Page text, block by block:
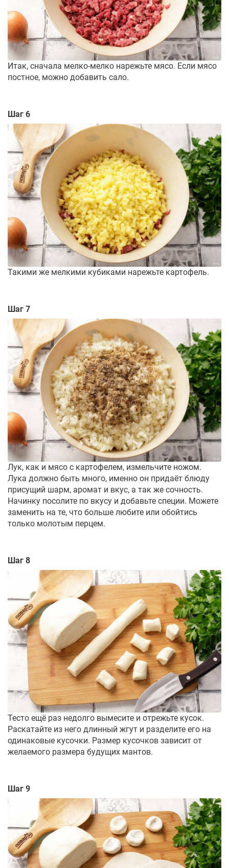
Итак, сначала мелко-мелко нарежьте мясо. Если мясо
постное, можно добавить сало.
Шаг 6
Такими же мелкими кубиками нарежьте картофель.
Шаг 7
Лук, как и мясо с картофелем, измельчите ножом.
Лука должно быть много, именно он придаёт блюду
присущий шарм, аромат и вкус, а так же сочность.
Начинку посолите по вкусу и добавьте специи. Можете
заменить на те, что больше любите или обойтись
только молотым перцем.
Шаг 8
Тесто ещё раз недолго вымесите и отрежьте кусок.
Раскатайте из него длинный жгут и разделите его на
одинаковые кусочки. Размер кусочков зависит от
желаемого размера будущих мантов.
Шаг 9